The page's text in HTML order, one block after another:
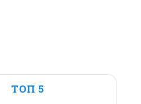
ТОП 5